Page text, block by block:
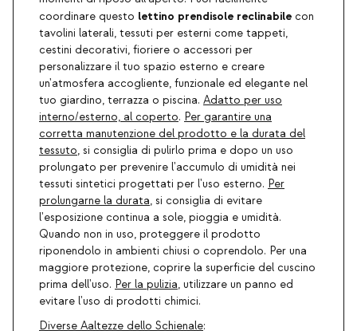
coordinare questo lettino prendisole reclinabile con
tavolini laterali, tessuti per esterni come tappeti,
cestini decorativi, fioriere o accessori per
personalizzare il tuo spazio esterno e creare
un'atmosfera accogliente, funzionale ed elegante nel
tuo giardino, terrazza o piscina. Adatto per uso
interno/esterno, al coperto. Per garantire una
corretta manutenzione del prodotto e la durata del
tessuto, si consiglia di pulirlo prima e dopo un uso
prolungato per prevenire l'accumulo di umidità nei
tessuti sintetici progettati per l'uso esterno. Per
prolungarne la durata, si consiglia di evitare
l'esposizione continua a sole, pioggia e umidità.
Quando non in uso, proteggere il prodotto
riponendolo in ambienti chiusi o coprendolo. Per una
maggiore protezione, coprire la superficie del cuscino
prima dell'uso. Per la pulizia, utilizzare un panno ed
evitare l'uso di prodotti chimici.
Diverse Aaltezze dello Schienale: